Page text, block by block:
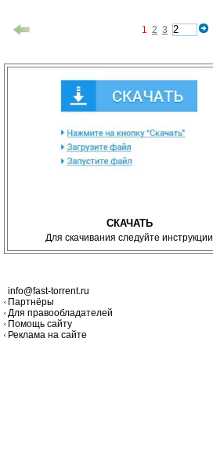
1 2 3
СКАЧАТЬ
Для скачивания следуйте инструкции
info@fast-torrent.ru
Партнёры
Для правообладателей
Помощь сайту
Реклама на сайте